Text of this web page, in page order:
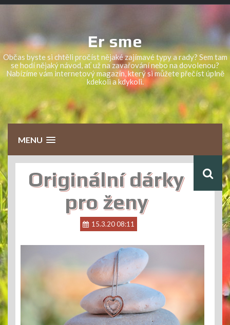
Skip
Er sme
Občas byste si chtěli pročíst nějaké zajímavé typy a rady? Sem tam
se hodí nějaký návod, ať už na zavařování nebo na dovolenou?
Nabízíme vám internetový magazín, který si můžete přečíst úplně
kdekoli a kdykoli.
MENU
Originální dárky
pro ženy
15.3.20 08:11